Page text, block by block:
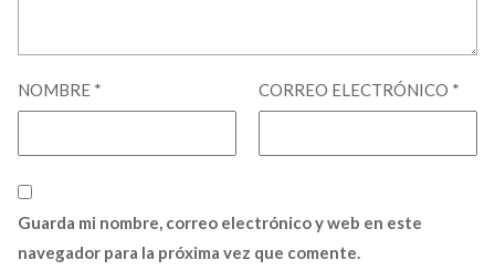
NOMBRE * CORREO ELECTRÓNICO *
Guarda mi nombre, correo electrónico y web en este
navegador para la próxima vez que comente.